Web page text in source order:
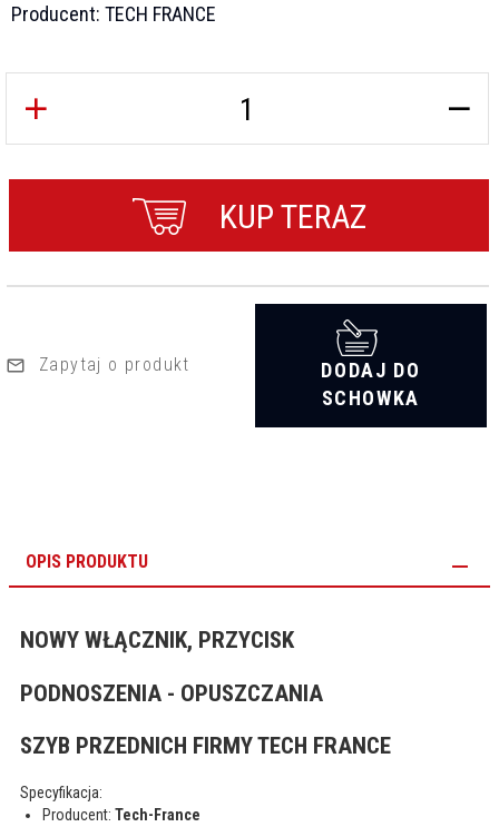
Producent: TECH FRANCE
KUP TERAZ
Zapytaj o produkt
DODAJ DO
SCHOWKA
OPIS PRODUKTU
NOWY WŁĄCZNIK, PRZYCISK
PODNOSZENIA - OPUSZCZANIA
SZYB PRZEDNICH FIRMY TECH FRANCE
Specyfikacja:
Producent: Tech-France